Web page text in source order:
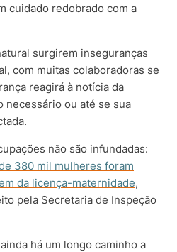
cuidado redobrado com a
surgirem inseguranças
com muitas colaboradoras se
reagirá à notícia da
necessário ou até se sua
não são infundadas:
380 mil mulheres foram
da licença-maternidade,
pela Secretaria de Inspeção
há um longo caminho a